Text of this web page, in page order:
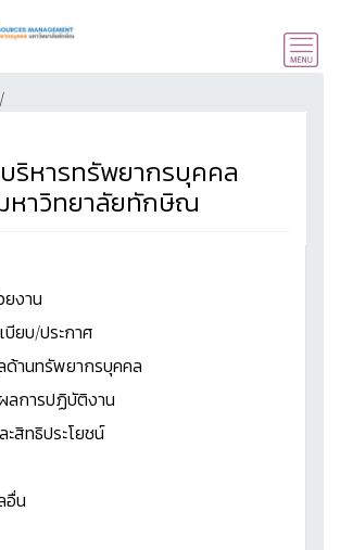
/
ริหารทรัพยากรบุคคล
หาวิทยาลัยทักษิณ
ยงาน
บียบ/ประกาศ
ด้านทรัพยากรบุคคล
ลการปฏิบัติงาน
สิทธิประโยชน์
อื่น